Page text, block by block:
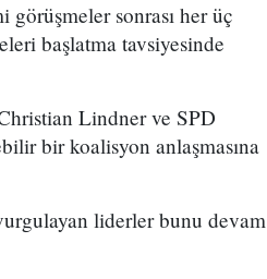
görüşmeler sonrası her üç
başlatma tavsiyesinde
Lindner ve SPD
bir koalisyon anlaşmasına
liderler bunu devam